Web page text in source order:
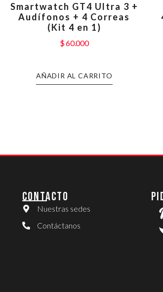
Smartwatch GT4 Ultra 3 +
Audífonos + 4 Correas
(Kit 4 en 1)
$60.000
AÑADIR AL CARRITO
CONTACTO
Nuestras sedes
Contáctanos